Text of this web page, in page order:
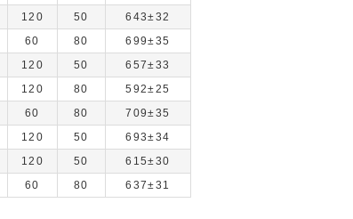
120 50
643±32
60 80
699±35
120 50
657±33
120 80
592±25
60 80
709±35
120 50
693±34
120 50
615±30
60 80 637±31